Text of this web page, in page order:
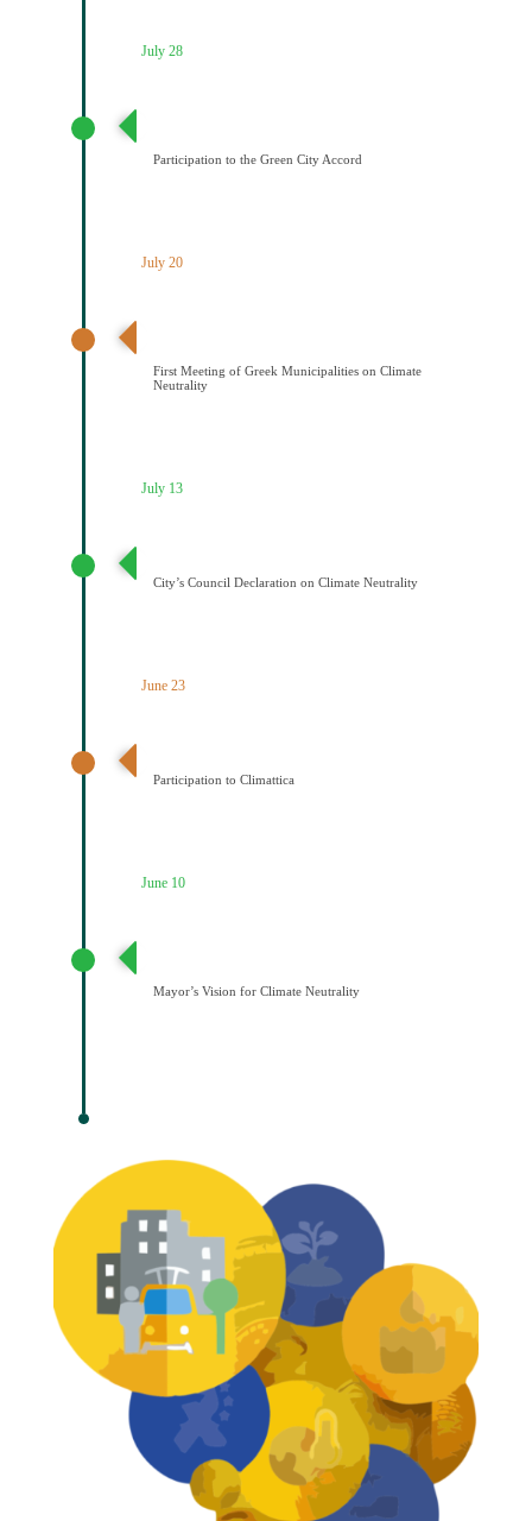
July 28
Participation to the Green City Accord
July 20
First Meeting of Greek Municipalities on Climate
Neutrality
July 13
City’s Council Declaration on Climate Neutrality
June 23
Participation to Climattica
June 10
Mayor’s Vision for Climate Neutrality